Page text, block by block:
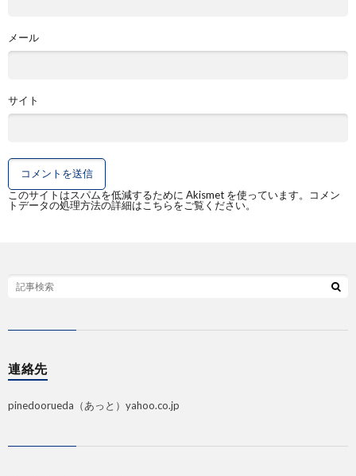
メール
サイト
このサイトはスパムを低減するために Akismet を使っています。
コメン
トデータの処理方法の詳細はこちらをご覧ください。
連絡先
pinedoorueda（あっと）yahoo.co.jp